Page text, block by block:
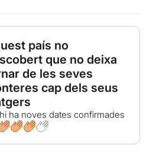
país no
que no deixa
de les seves
cap dels seus
ha noves dates confirmades